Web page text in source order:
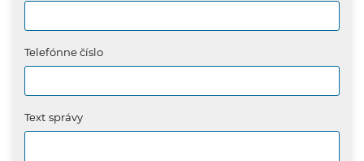
Telefónne číslo
Text správy